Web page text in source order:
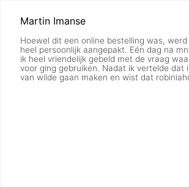
Martin Imanse
Hoewel dit een online bestelling was,
heel persoonlijk aangepakt. Eén dag na
ik heel vriendelijk gebeld met de vraag
voor ging gebruiken. Nadat ik vertelde dat
van wilde gaan maken en wist dat
was het antwoord dat hij de expeditie ging